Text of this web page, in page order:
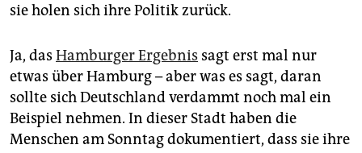
sie holen sich ihre Politik zurück.
Ja, das Hamburger Ergebnis sagt erst mal nur
etwas über Hamburg – aber was es sagt, daran
sollte sich Deutschland verdammt noch mal ein
Beispiel nehmen. In dieser Stadt haben die
Menschen am Sonntag dokumentiert, dass sie ihre